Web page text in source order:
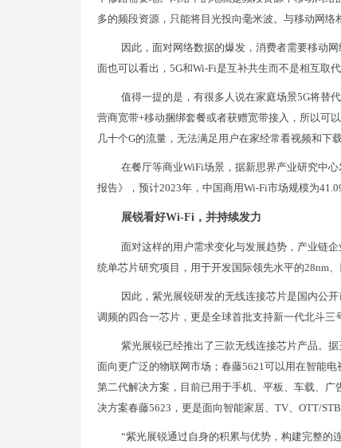
多的频段资源，只能将目光投向毫米波。与移动网络
因此，面对网络数据的爆发，消费者需要移动
面也可以看出，5G和Wi-Fi是互补共生而不是相互取代
值得一提的是，有很多人说在家庭场景5G将替
营商宽带+移动捆绑套餐或者获赠宽带接入，所以可
几十个G的流量，无法满足用户在家经常看视频和下载
在餐厅等商业WiFi场景，据新思界产业研究中
报告》，预计2023年，中国商用Wi-Fi市场规模为
展锐看好Wi-Fi，并持续发力
面对这样的用户需求变化与发展趋势，产业链
统单芯片研究项目，用于开发国际领先水平的28nm
因此，紫光展锐研发的无线连接芯片是国内公
调频的四合一芯片，更是全球首批支持新一代北斗三
紫光展锐已经推出了三款无线连接芯片产品。
面向更广泛的物联网市场；春藤5621可以用在智能
第二代解决方案，目前已用于手机、平板、车载、
决方案春藤5623，更是面向智能家居、TV、OTT/
“紫光展锐通过自身的积累与优势，构建完整的